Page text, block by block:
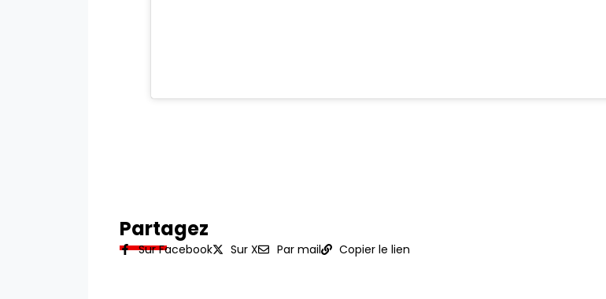
Partagez
Sur Facebook Sur X Par mail Copier le lien